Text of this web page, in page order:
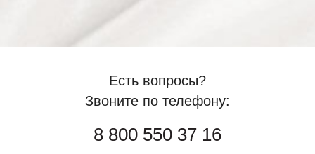
Есть вопросы?
Звоните по телефону:
8 800 550 37 16